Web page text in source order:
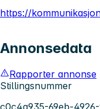
https://
Annonsedata
Rapporter annonse
Stillingsnummer
c0c4a935-69eb-